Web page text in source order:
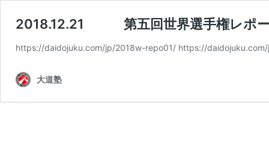
2018.12.21 第五回世界選手権レポ
https://daidojuku.com/jp/2018w-repo01/ https://
大道塾